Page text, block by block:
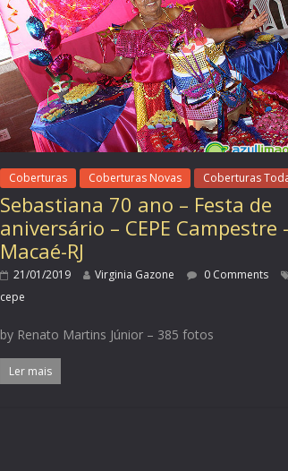
Coberturas Coberturas Novas Coberturas
Sebastiana 70 ano – Festa de
aniversário – CEPE Campestre
Macaé-RJ
21/01/2019 Virginia Gazone
0 Comments
cepe
by Renato Martins Júnior – 385 fotos
Ler mais